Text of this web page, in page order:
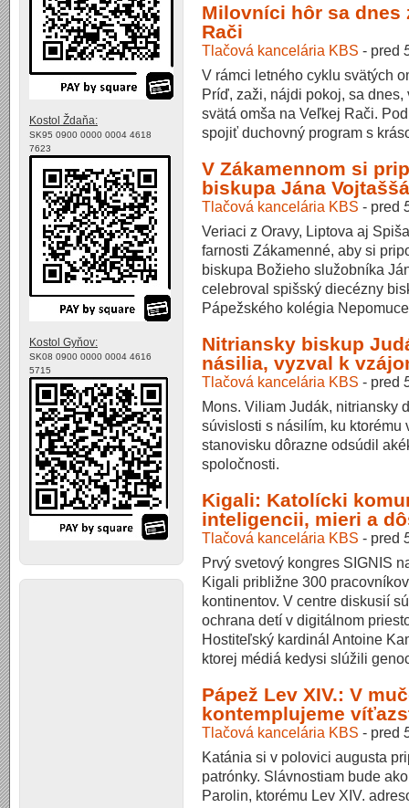
Milovníci hôr sa dnes
Rači
Tlačová kancelária KBS - pred
V rámci letného cyklu svätých
Príď, zaži, nájdi pokoj, sa
svätá omša na Veľkej Rači.
spojiť duchovný program s
V Zákamennom si
biskupa Jána
Tlačová kancelária KBS - pred
Veriaci z Oravy, Liptova aj
farnosti Zákamenné, aby si
biskupa Božieho služobníka
celebroval spišský diecézny
Pápežského kolégia
Nitriansky biskup
násilia, vyzval k
Tlačová kancelária KBS - pred
Mons. Viliam Judák, nitriansky
súvislosti s násilím, ku ktorému
stanovisku dôrazne odsúdil
spoločnosti.
Kigali: Katolícki
inteligencii, mieri a
Tlačová kancelária KBS - pred
Prvý svetový kongres SIGNIS
Kigali približne 300
kontinentov. V centre diskusií
ochrana detí v digitálnom
Hostiteľský kardinál Antoine
ktorej médiá kedysi slúžili
Pápež Lev XIV.: V
kontemplujeme
Tlačová kancelária KBS - pred
Katánia si v polovici augusta
patrónky. Slávnostiam bude
Parolin, ktorému Lev XIV.
Kostol Ždaňa:
SK95 0900 0000 0004 4618
7623
Kostol Gyňov:
SK08 0900 0000 0004 4616
5715